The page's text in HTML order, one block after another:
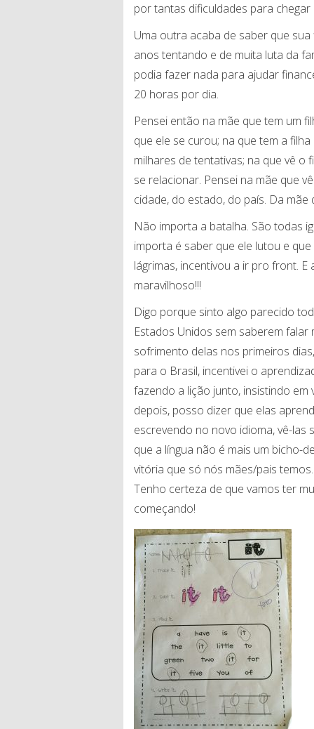
por tantas dificuldades para chegar
Uma outra acaba de saber que
anos tentando e de muita luta da
podia fazer nada para ajudar
20 horas por dia.
Pensei então na mãe que tem um
que ele se curou; na que tem a
milhares de tentativas; na que vê o
se relacionar. Pensei na mãe que
cidade, do estado, do país. Da
Não importa a batalha. São todas
importa é saber que ele lutou e
lágrimas, incentivou a ir pro front.
maravilhoso!!!
Digo porque sinto algo parecido
Estados Unidos sem saberem
sofrimento delas nos primeiros
para o Brasil, incentivei o
fazendo a lição junto, insistindo em
depois, posso dizer que elas
escrevendo no novo idioma, vê-
que a língua não é mais um bicho-
vitória que só nós mães/pais
Tenho certeza de que vamos ter
começando!